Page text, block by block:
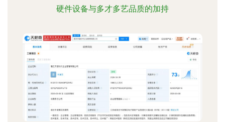
硬件设备与多才多艺品质的加持